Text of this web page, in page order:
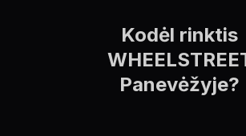
Kodėl rinktis
Panevėžyje?